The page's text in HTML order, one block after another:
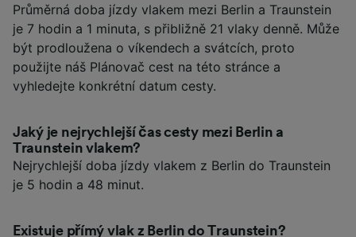
Průměrná doba jízdy vlakem mezi Berlin a Traunstein
je 7 hodin a 1 minuta, s přibližně 21 vlaky denně. Může
být prodloužena o víkendech a svátcích, proto
použijte náš Plánovač cest na této stránce a
vyhledejte konkrétní datum cesty.
Jaký je nejrychlejší čas cesty mezi Berlin a
Traunstein vlakem?
Nejrychlejší doba jízdy vlakem z Berlin do Traunstein
je 5 hodin a 48 minut.
Existuje přímý vlak z Berlin do Traunstein?